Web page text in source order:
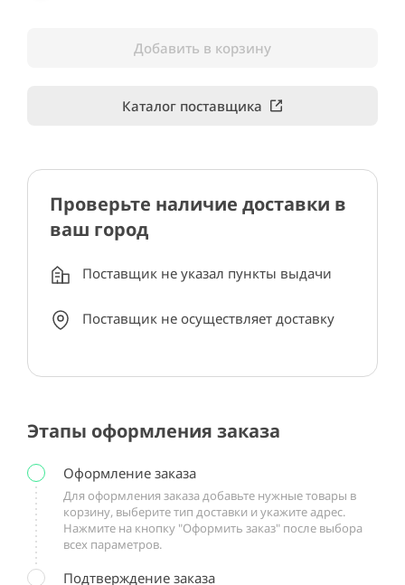
Добавить в корзину
Каталог поставщика
Проверьте наличие доставки в
ваш город
Поставщик не указал пункты выдачи
Поставщик не осуществляет доставку
Этапы оформления заказа
Оформление заказа
Для оформления заказа добавьте нужные товары в
корзину, выберите тип доставки и укажите адрес.
Нажмите на кнопку "Оформить заказ" после выбора
всех параметров.
Подтверждение заказа